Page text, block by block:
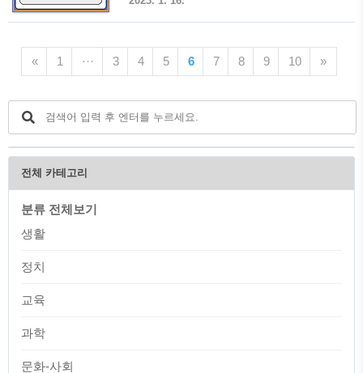
악회 명칭 사용 : 2019년 10월 04일(금)
17회 차부터(고의석 등 출연) 뉴스공장 시
즌1 ..
배경 김어준 공장장의 생각 ▶ 뉴스공장이
어떤 외압에도 흔들리지 않고 앞으로도 계
속 이어갈 재원을 만들기 위한 방법으로
고 합니다. ▶ 유튜브 멤버십과 광고, 슈퍼
광고 시장을 이용해 재원을 마련하는 방법
인 통제권을 가지고 있고, 의 경우 광고주
« 1 ··· 3 4 5 6 7 8 9 10 »
전체 카테고리
분류 전체보기
생활
정치
교육
과학
문화-사회